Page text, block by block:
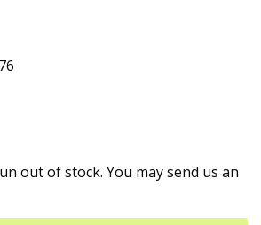
out of stock. You may send us an